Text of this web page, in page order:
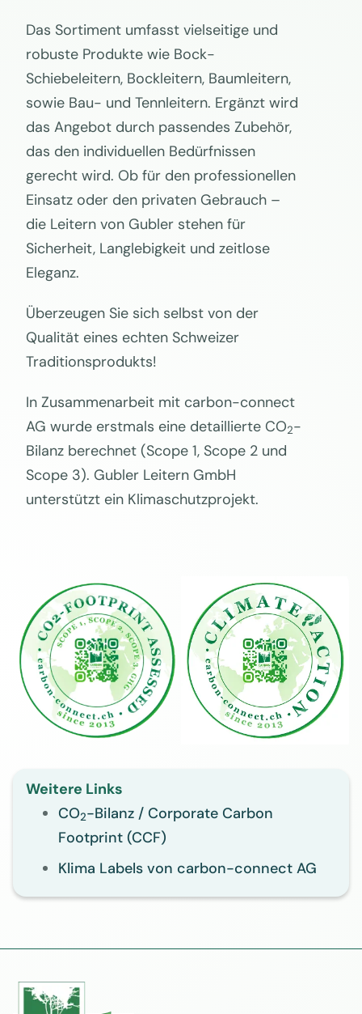
Das Sortiment umfasst vielseitige und
robuste Produkte wie Bock-
Schiebeleitern, Bockleitern, Baumleitern,
sowie Bau- und Tennleitern. Ergänzt wird
das Angebot durch passendes Zubehör,
das den individuellen Bedürfnissen
gerecht wird. Ob für den professionellen
Einsatz oder den privaten Gebrauch –
die Leitern von Gubler stehen für
Sicherheit, Langlebigkeit und zeitlose
Eleganz.
Überzeugen Sie sich selbst von der
Qualität eines echten Schweizer
Traditionsprodukts!
In Zusammenarbeit mit carbon-connect
AG wurde erstmals eine detaillierte CO2-
Bilanz berechnet (Scope 1, Scope 2 und
Scope 3). Gubler Leitern GmbH
unterstützt ein Klimaschutzprojekt.
Weitere Links
CO2-Bilanz / Corporate Carbon
Footprint (CCF)
Klima Labels von carbon-connect AG